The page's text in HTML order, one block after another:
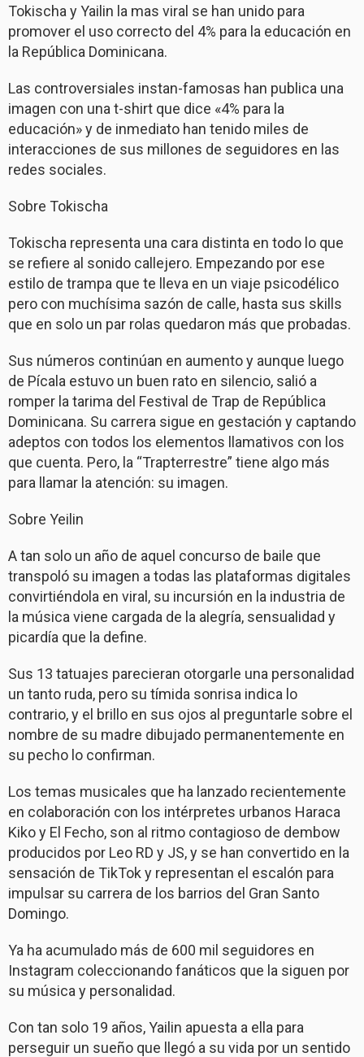
Tokischa y Yailin la mas viral se han unido para
promover el uso correcto del 4% para la educación en
la República Dominicana.
Las controversiales instan-famosas han publica una
imagen con una t-shirt que dice «4% para la
educación» y de inmediato han tenido miles de
interacciones de sus millones de seguidores en las
redes sociales.
Sobre Tokischa
Tokischa representa una cara distinta en todo lo que
se refiere al sonido callejero. Empezando por ese
estilo de trampa que te lleva en un viaje psicodélico
pero con muchísima sazón de calle, hasta sus skills
que en solo un par rolas quedaron más que probadas.
Sus números continúan en aumento y aunque luego
de Pícala estuvo un buen rato en silencio, salió a
romper la tarima del Festival de Trap de República
Dominicana. Su carrera sigue en gestación y captando
adeptos con todos los elementos llamativos con los
que cuenta. Pero, la “Trapterrestre” tiene algo más
para llamar la atención: su imagen.
Sobre Yeilin
A tan solo un año de aquel concurso de baile que
transpoló su imagen a todas las plataformas digitales
convirtiéndola en viral, su incursión en la industria de
la música viene cargada de la alegría, sensualidad y
picardía que la define.
Sus 13 tatuajes parecieran otorgarle una personalidad
un tanto ruda, pero su tímida sonrisa indica lo
contrario, y el brillo en sus ojos al preguntarle sobre el
nombre de su madre dibujado permanentemente en
su pecho lo confirman.
Los temas musicales que ha lanzado recientemente
en colaboración con los intérpretes urbanos Haraca
Kiko y El Fecho, son al ritmo contagioso de dembow
producidos por Leo RD y JS, y se han convertido en la
sensación de TikTok y representan el escalón para
impulsar su carrera de los barrios del Gran Santo
Domingo.
Ya ha acumulado más de 600 mil seguidores en
Instagram coleccionando fanáticos que la siguen por
su música y personalidad.
Con tan solo 19 años, Yailin apuesta a ella para
perseguir un sueño que llegó a su vida por un sentido